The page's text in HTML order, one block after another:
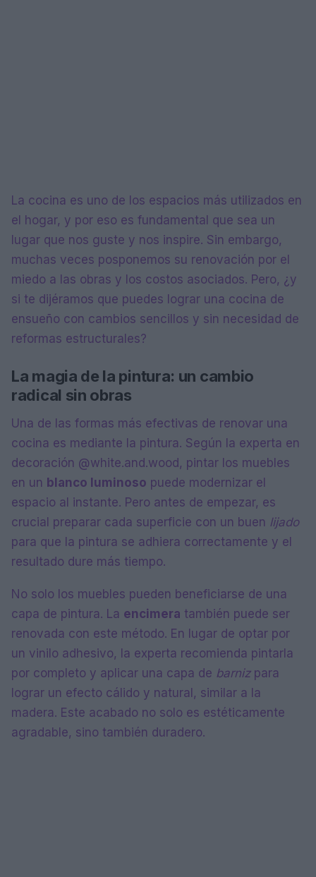
La cocina es uno de los espacios más utilizados en
el hogar, y por eso es fundamental que sea un
lugar que nos guste y nos inspire. Sin embargo,
muchas veces posponemos su renovación por el
miedo a las obras y los costos asociados. Pero, ¿y
si te dijéramos que puedes lograr una cocina de
ensueño con cambios sencillos y sin necesidad de
reformas estructurales?
La magia de la pintura: un cambio
radical sin obras
Una de las formas más efectivas de renovar una
cocina es mediante la pintura. Según la experta en
decoración @white.and.wood, pintar los muebles
en un blanco luminoso puede modernizar el
espacio al instante. Pero antes de empezar, es
crucial preparar cada superficie con un buen lijado
para que la pintura se adhiera correctamente y el
resultado dure más tiempo.
No solo los muebles pueden beneficiarse de una
capa de pintura. La encimera también puede ser
renovada con este método. En lugar de optar por
un vinilo adhesivo, la experta recomienda pintarla
por completo y aplicar una capa de barnizpara
lograr un efecto cálido y natural, similar a la
madera. Este acabado no solo es estéticamente
agradable, sino también duradero.